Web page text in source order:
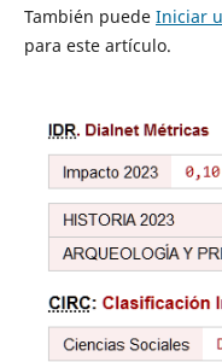
También puede Iniciar
para este artículo.